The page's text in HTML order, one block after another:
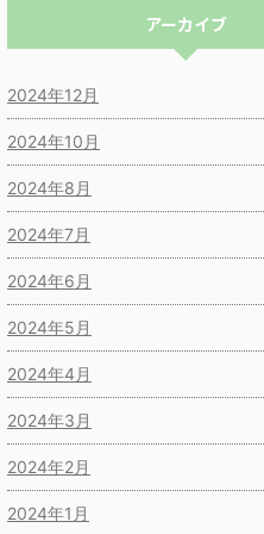
アーカイブ
2024年12月
2024年10月
2024年8月
2024年7月
2024年6月
2024年5月
2024年4月
2024年3月
2024年2月
2024年1月